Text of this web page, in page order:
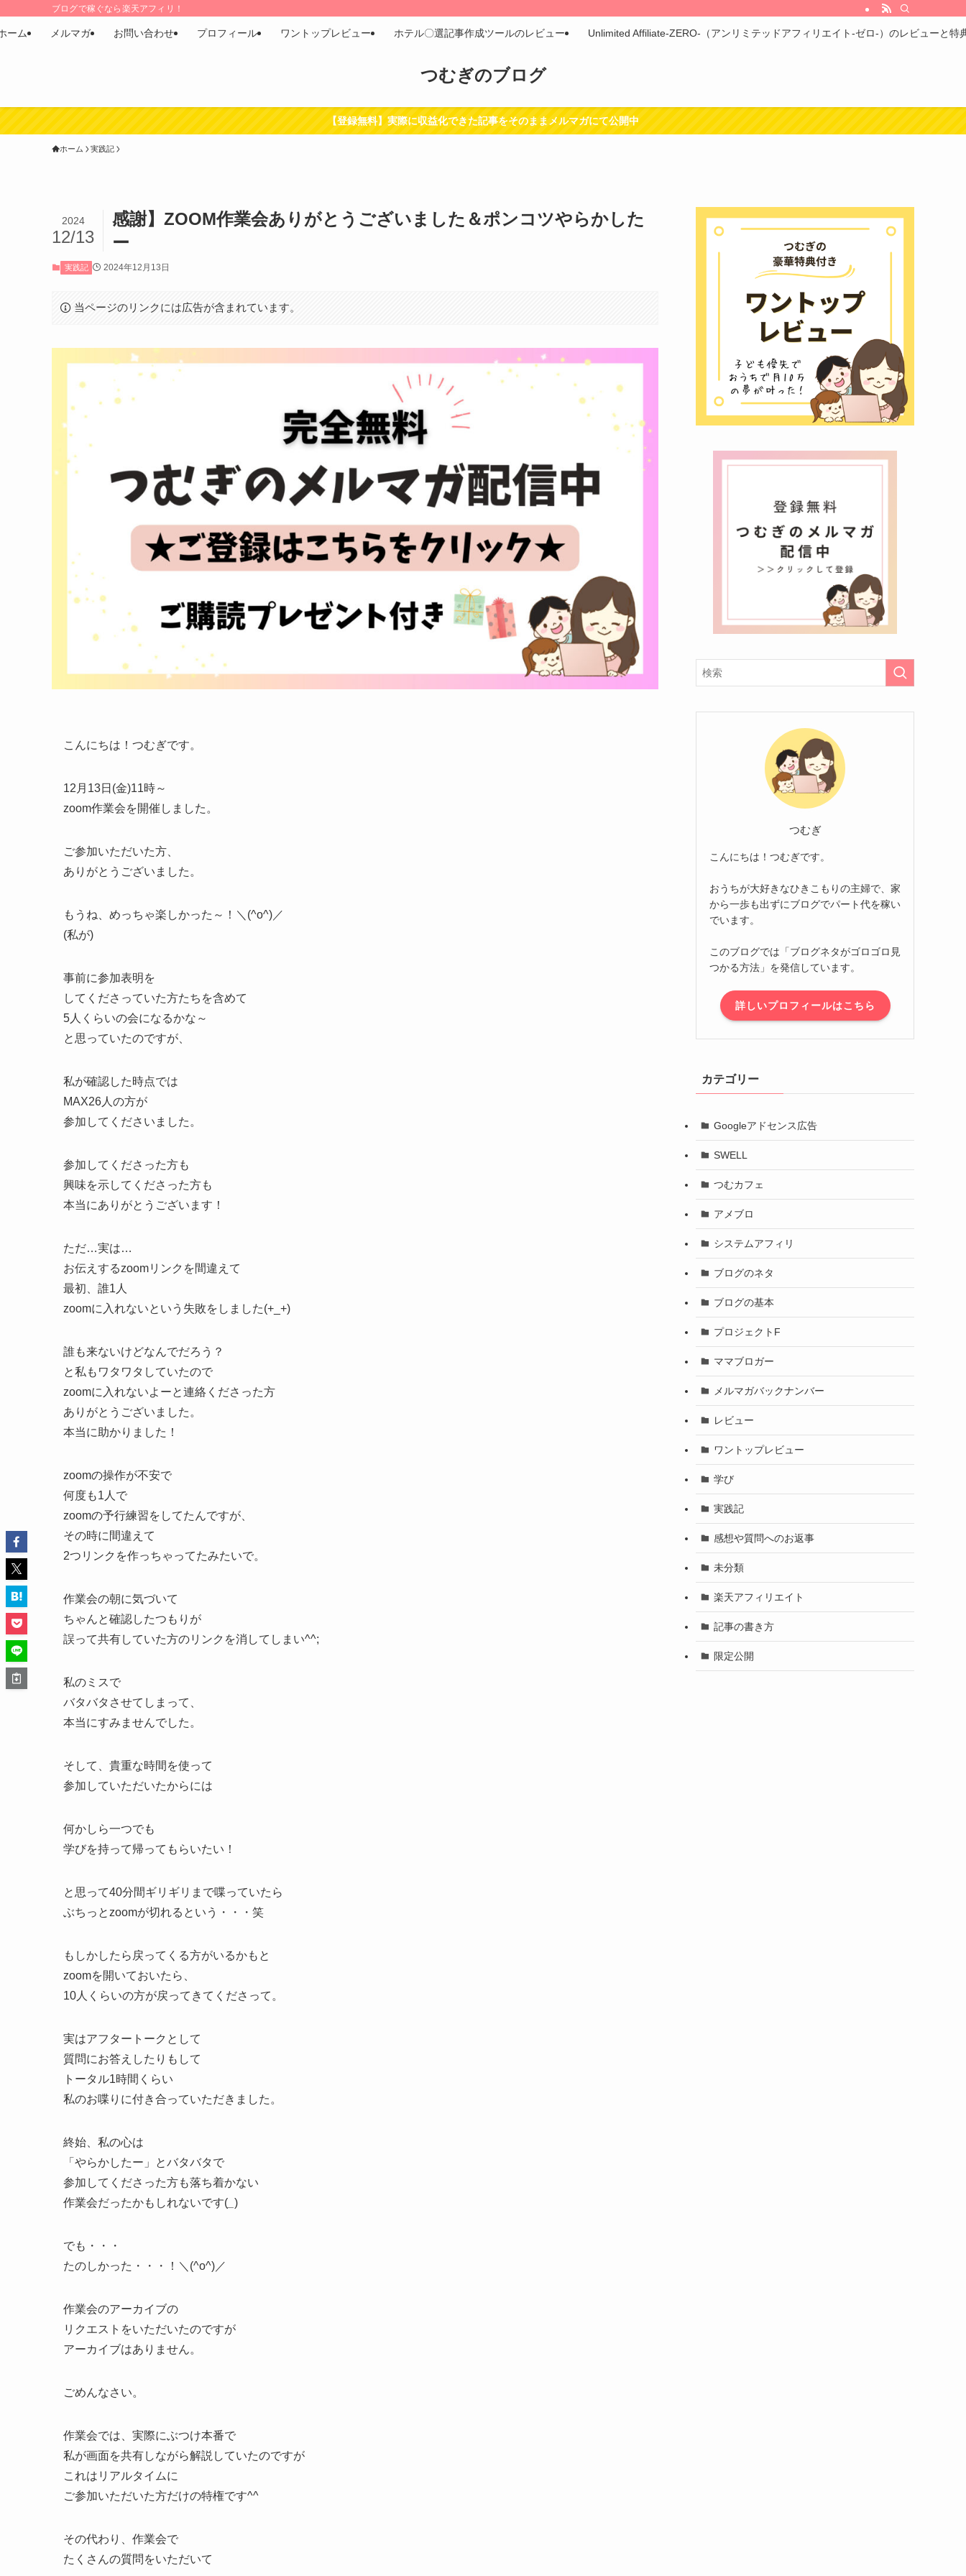
ブログで稼ぐなら楽天アフィリ！
つむぎのブログ
ーム メルマガ お問い合わせ プロフィール ワントップレビュー ホテル〇選記事作成ツールのレビュー Unlimited Affiliate-ZERO-（アンリミテッドアフィリエイト-ゼロ-）のレビューと特
【登録無料】実際に収益化できた記事をそのままメルマガにて公開中
ホーム 実践記
感謝】ZOOM作業会ありがとうございました＆ポンコツやらかした
ー
2024
12/13
実践記 2024年12月13日
当ページのリンクには広告が含まれています。
こんにちは！つむぎです。
12月13日(金)11時～
zoom作業会を開催しました。
ご参加いただいた方、
ありがとうございました。
もうね、めっちゃ楽しかった～！＼(^o^)／
(私が)
事前に参加表明を
してくださっていた方たちを含めて
5人くらいの会になるかな～
と思っていたのですが、
私が確認した時点では
MAX26人の方が
参加してくださいました。
参加してくださった方も
興味を示してくださった方も
本当にありがとうございます！
ただ…実は…
お伝えするzoomリンクを間違えて
最初、誰1人
zoomに入れないという失敗をしました(+_+)
誰も来ないけどなんでだろう？
と私もワタワタしていたので
zoomに入れないよーと連絡くださった方
ありがとうございました。
本当に助かりました！
zoomの操作が不安で
何度も1人で
zoomの予行練習をしてたんですが、
その時に間違えて
2つリンクを作っちゃってたみたいで。
作業会の朝に気づいて
ちゃんと確認したつもりが
誤って共有していた方のリンクを消してしまい^^;
私のミスで
バタバタさせてしまって、
本当にすみませんでした。
そして、貴重な時間を使って
参加していただいたからには
何かしら一つでも
学びを持って帰ってもらいたい！
と思って40分間ギリギリまで喋っていたら
ぶちっとzoomが切れるという・・・笑
もしかしたら戻ってくる方がいるかもと
zoomを開いておいたら、
10人くらいの方が戻ってきてくださって。
実はアフタートークとして
質問にお答えしたりもして
トータル1時間くらい
私のお喋りに付き合っていただきました。
終始、私の心は
「やらかしたー」とバタバタで
参加してくださった方も落ち着かない
作業会だったかもしれないです( )
でも・・・
たのしかった・・・！＼(^o^)／
作業会のアーカイブの
リクエストをいただいたのですが
アーカイブはありません。
ごめんなさい。
作業会では、実際にぶつけ本番で
私が画面を共有しながら解説していたのですが
これはリアルタイムに
ご参加いただいた方だけの特権です^^
その代わり、作業会で
たくさんの質問をいただいて
つむぎ
こんにちは！つむぎです。
おうちが大好きなひきこもりの主婦で、家
から一歩も出ずにブログでパート代を稼い
でいます。
このブログでは「ブログネタがゴロゴロ見
つかる方法」を発信しています。
詳しいプロフィールはこちら
カテゴリー
Googleアドセンス広告
SWELL
つむカフェ
アメブロ
システムアフィリ
ブログのネタ
ブログの基本
プロジェクトF
ママブロガー
メルマガバックナンバー
レビュー
ワントップレビュー
学び
実践記
感想や質問へのお返事
未分類
楽天アフィリエイト
記事の書き方
限定公開